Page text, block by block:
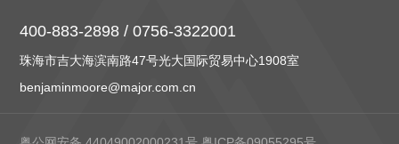
400-883-2898 / 0756-3322001
珠海市吉大海滨南路47号光大国际贸易中心1908室
benjaminmoore@major.com.cn